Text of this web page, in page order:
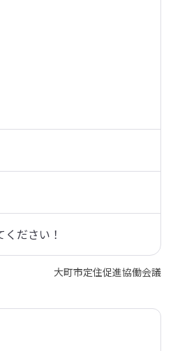
ださい！
大町市定住促進協働会議